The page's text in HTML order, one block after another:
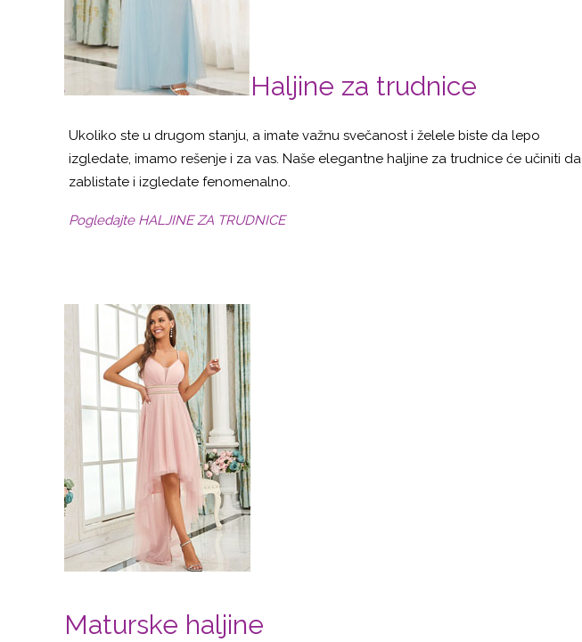
Haljine za trudnice
Ukoliko ste u drugom stanju, a imate važnu svečanost i želele biste da lepo
izgledate, imamo rešenje i za vas. Naše elegantne haljine za trudnice će učiniti da
zablistate i izgledate fenomenalno.
Pogledajte HALJINE ZA TRUDNICE
Maturske haljine